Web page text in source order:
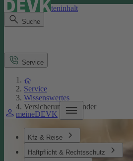
Direkt zum Seiteninhalt
Suche
meineDEVK
Kfz & Reise
Haftpflicht & Rechtsschutz
Service
Service
Wissenswertes
Versicherungen Kinder